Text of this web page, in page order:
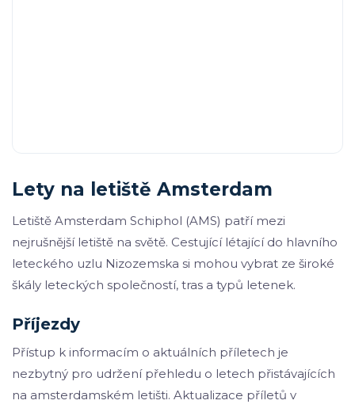
Lety na letiště Amsterdam
Letiště Amsterdam Schiphol (AMS) patří mezi
nejrušnější letiště na světě. Cestující létající do hlavního
leteckého uzlu Nizozemska si mohou vybrat ze široké
škály leteckých společností, tras a typů letenek.
Příjezdy
Přístup k informacím o aktuálních příletech je
nezbytný pro udržení přehledu o letech přistávajících
na amsterdamském letišti. Aktualizace příletů v